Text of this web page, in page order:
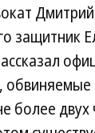
защитник
более двух